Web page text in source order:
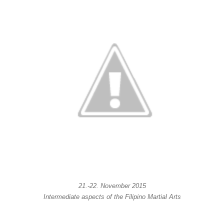
21.-22. November 2015
Intermediate aspects of the Filipino Martial Arts